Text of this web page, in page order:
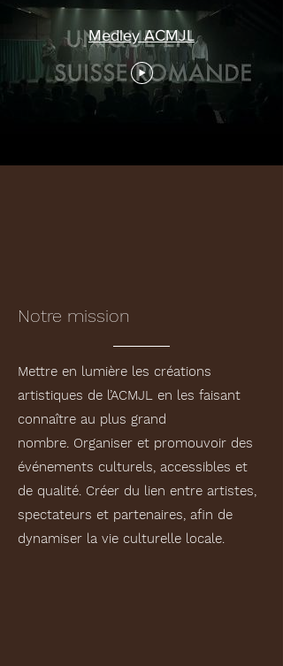
Medley ACMJL
Notre mission
Mettre en lumière les créations
artistiques de l’ACMJL en les faisant
connaître au plus grand
nombre. Organiser et promouvoir des
événements culturels, accessibles et
de qualité. Créer du lien entre artistes,
spectateurs et partenaires, afin de
dynamiser la vie culturelle locale.